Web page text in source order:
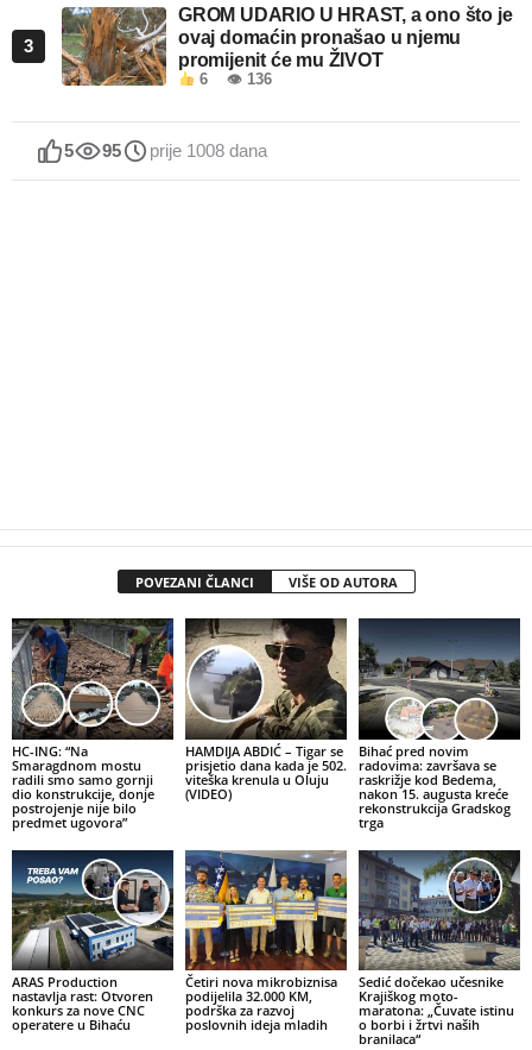
3
GROM UDARIO U HRAST, a ono što je
ovaj domaćin pronašao u njemu
promijenit će mu ŽIVOT
6 👁 136
5 95 prije 1008 dana
POVEZANI ČLANCI VIŠE OD AUTORA
HC-ING: “Na
Smaragdnom mostu
radili smo samo gornji
dio konstrukcije, donje
postrojenje nije bilo
predmet ugovora”
HAMDIJA ABDIĆ – Tigar se
prisjetio dana kada je 502.
viteška krenula u Oluju
(VIDEO)
Bihać pred novim
radovima: završava se
raskrižje kod Bedema,
nakon 15. augusta kreće
rekonstrukcija Gradskog
trga
ARAS Production
nastavlja rast: Otvoren
konkurs za nove CNC
operatere u Bihaću
Četiri nova mikrobiznisa
podijelila 32.000 KM,
podrška za razvoj
poslovnih ideja mladih
Sedić dočekao učesnike
Krajiškog moto-
maratona: „Čuvate istinu
o borbi i žrtvi naših
branilaca“